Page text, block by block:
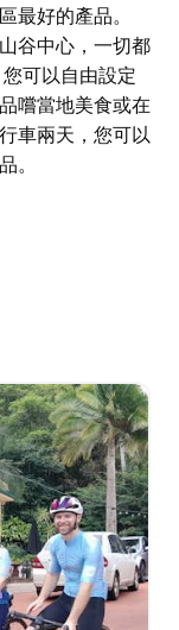
最好的產品。
谷中心，一切都
可以自由設定
嚐當地美食或在
車兩天，您可以
。
斯比 (James
株枝條，在澳洲
遊獵人谷，體驗
僅是葡萄酒——手
包師在許多農
品。
谷中心，一切都
己的節奏，有時
中停下來品嚐葡